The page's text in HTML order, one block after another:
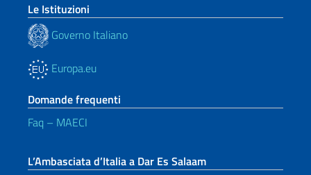
Le Istituzioni
Governo Italiano
Europa.eu
Domande frequenti
Faq – MAECI
L’Ambasciata d’Italia a Dar Es Salaam